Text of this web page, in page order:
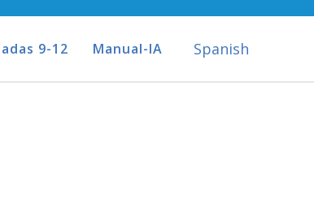
9-12 Manual-IA Spanish